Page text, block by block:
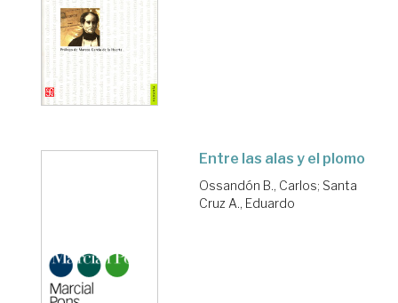
Entre las alas y el plomo
Ossandón B., Carlos; Santa
Cruz A., Eduardo